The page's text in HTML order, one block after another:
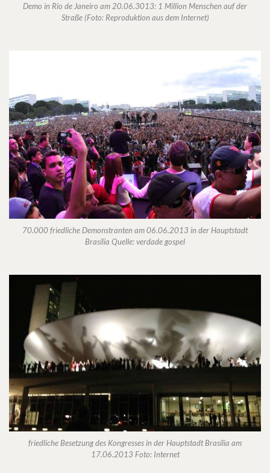
Demo in Rio de Janeiro am 20.06.3013: 1 Million Menschen auf der
Straße (Foto: Reproduktion aus dem Internet)
70.000 friedliche Demonstranten am 06.06.2013 in der Hauptstadt
Brasília Quelle: verdade gospel
friedliche Besetzung des Kongresses in der Hauptstadt Brasília am
17.06.2013 Foto: Internet